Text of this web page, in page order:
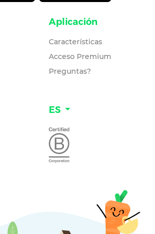
Aplicación
Características
Acceso Premium
Preguntas?
ES